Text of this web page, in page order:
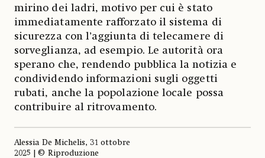
mirino dei ladri, motivo per cui è stato
immediatamente rafforzato il sistema di
sicurezza con l’aggiunta di telecamere di
sorveglianza, ad esempio. Le autorità ora
sperano che, rendendo pubblica la notizia e
condividendo informazioni sugli oggetti
rubati, anche la popolazione locale possa
contribuire al ritrovamento.
Alessia De Michelis, 31 ottobre
2025 | © Riproduzione